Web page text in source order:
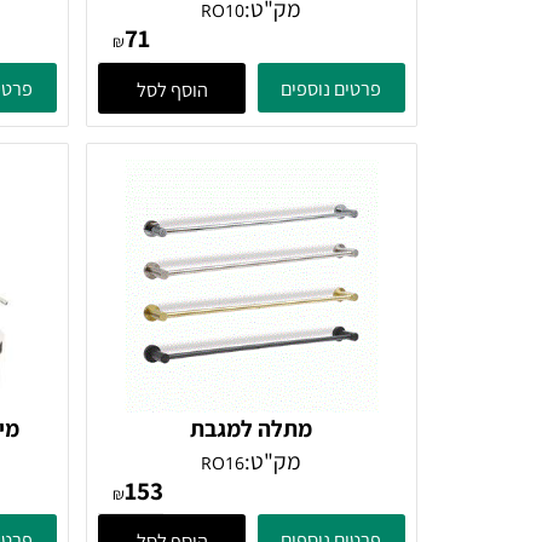
וו תליה עם פין, ניקל
מק"ט:RO10
₪71
פרטים נוספים הוסף לסל